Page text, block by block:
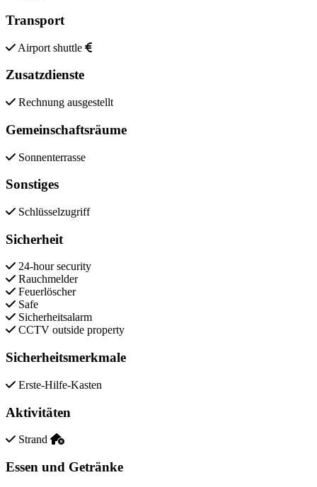
Transport
Airport shuttle
Zusatzdienste
Rechnung ausgestellt
Gemeinschaftsräume
Sonnenterrasse
Sonstiges
Schlüsselzugriff
Sicherheit
24-hour security
Rauchmelder
Feuerlöscher
Safe
Sicherheitsalarm
CCTV outside property
Sicherheitsmerkmale
Erste-Hilfe-Kasten
Aktivitäten
Strand
Essen und Getränke